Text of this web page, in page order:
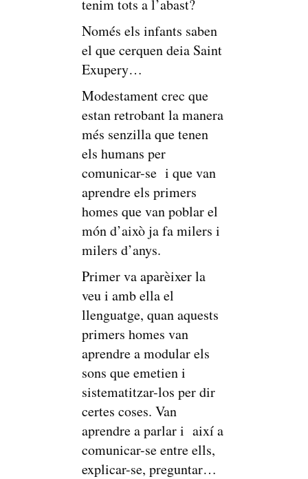
tenim tots a l’abast?
Només els infants saben
el que cerquen deia Saint
Exupery…
Modestament crec que
estan retrobant la manera
més senzilla que tenen
els humans per
comunicar-se i que van
aprendre els primers
homes que van poblar el
món d’això ja fa milers i
milers d’anys.
Primer va aparèixer la
veu i amb ella el
llenguatge, quan aquests
primers homes van
aprendre a modular els
sons que emetien i
sistematitzar-los per dir
certes coses. Van
aprendre a parlar i així a
comunicar-se entre ells,
explicar-se, preguntar…